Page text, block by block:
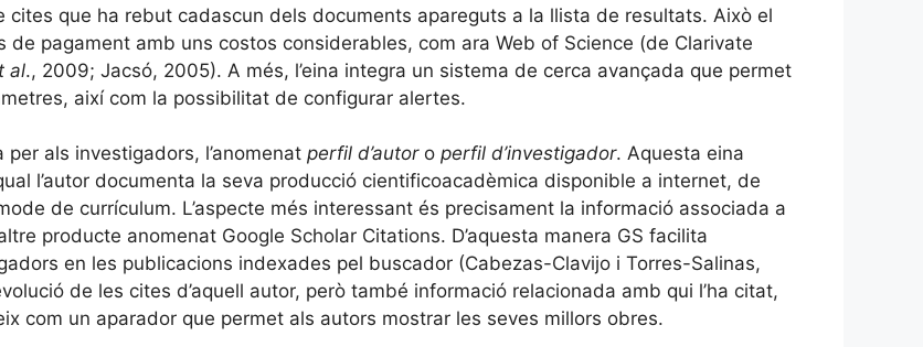
cites que ha rebut cadascun dels documents apareguts a la llista de resultats. Això el
de pagament amb uns costos considerables, com ara Web of Science (de Clarivate
al., 2009; Jacsó, 2005). A més, l’eina integra un sistema de cerca avançada que permet
així com la possibilitat de configurar alertes.
als investigadors, l’anomenat perfil d’autoro perfil d’investigador. Aquesta eina
l’autor documenta la seva producció cientificoacadèmica disponible a internet, de
de currículum. L’aspecte més interessant és precisament la informació associada a
producte anomenat Google Scholar Citations. D’aquesta manera GS facilita
en les publicacions indexades pel buscador (Cabezas-Clavijo i Torres-Salinas,
de les cites d’aquell autor, però també informació relacionada amb qui l’ha citat,
com un aparador que permet als autors mostrar les seves millors obres.